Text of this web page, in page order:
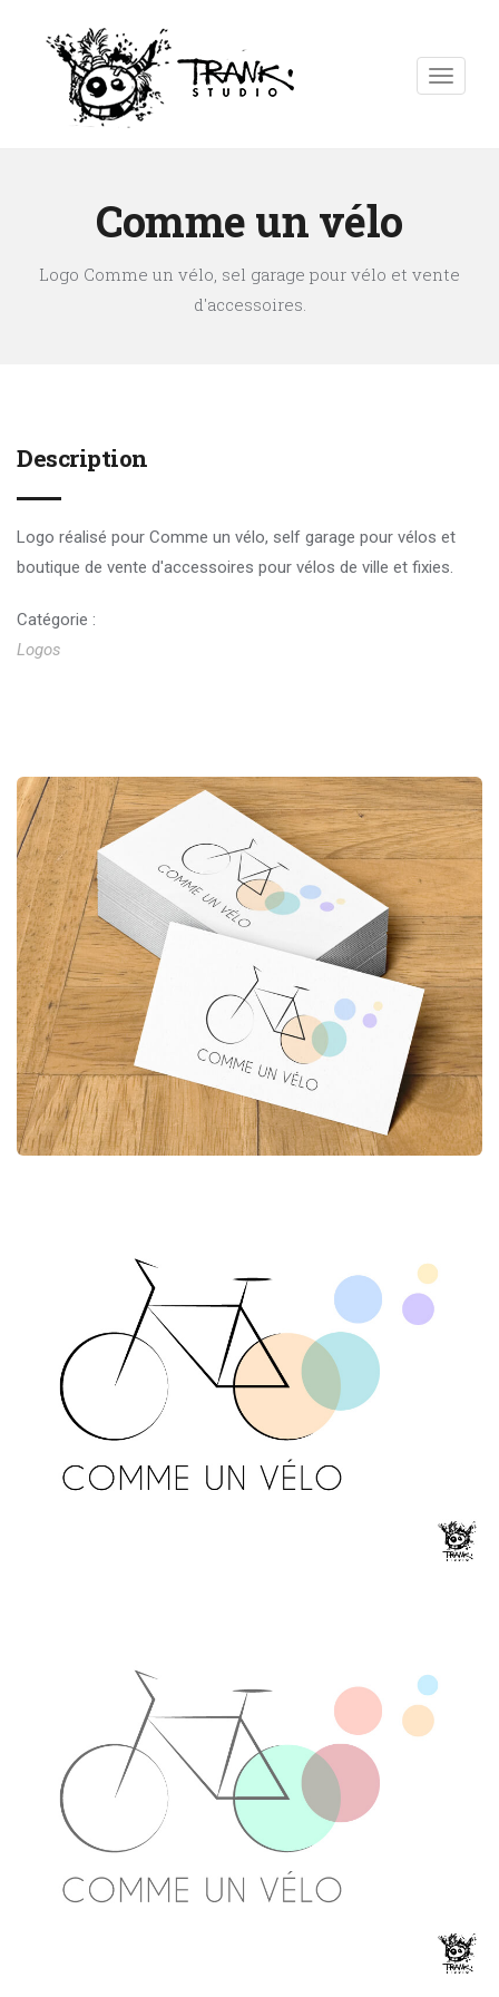
Comme un vélo
Logo Comme un vélo, sel garage pour vélo et vente
d'accessoires.
Description
Logo réalisé pour Comme un vélo, self garage pour vélos et
boutique de vente d'accessoires pour vélos de ville et fixies.
Catégorie :
Logos